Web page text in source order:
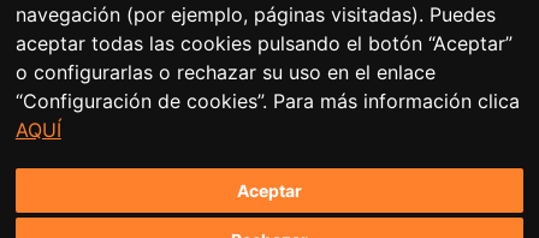
navegación (por ejemplo, páginas visitadas). Puedes
aceptar todas las cookies pulsando el botón “Aceptar”
o configurarlas o rechazar su uso en el enlace
“Configuración de cookies”. Para más información clica
AQUÍ
Aceptar